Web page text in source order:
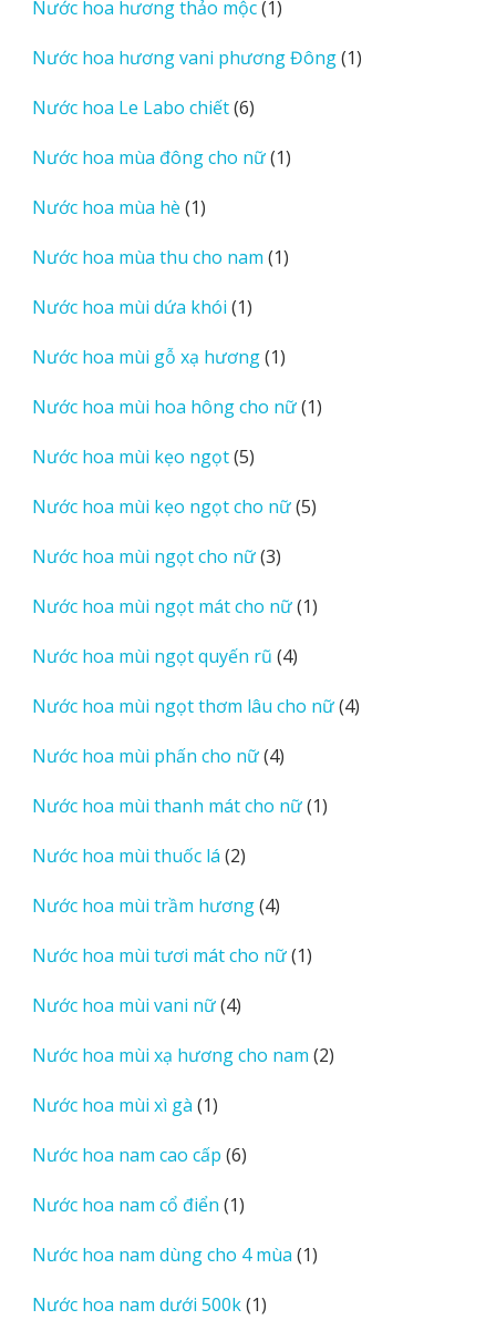
Nước hoa hương thảo mộc 11
phẩm
Nước hoa hương vani phương Đông 11
Nước hoa Le Labo chiết 66
phẩm
Nước hoa mùa đông cho nữ 11
Nước hoa mùa hè 11
phẩm
Nước hoa mùa thu cho nam 11
Nước hoa mùi dứa khói 11
phẩm
Nước hoa mùi gỗ xạ hương 11
phẩm
Nước hoa mùi hoa hông cho nữ 11
Nước hoa mùi kẹo ngọt 55
phẩm
Nước hoa mùi kẹo ngọt cho nữ 55
Nước hoa mùi ngọt cho nữ 33
phẩm
Nước hoa mùi ngọt mát cho nữ 11
Nước hoa mùi ngọt quyến rũ 44
phẩm
Nước hoa mùi ngọt thơm lâu cho nữ 44
Nước hoa mùi phấn cho nữ 44
phẩm
Nước hoa mùi thanh mát cho nữ 11
Nước hoa mùi thuốc lá 22
phẩm
Nước hoa mùi trầm hương 44
phẩm
Nước hoa mùi tươi mát cho nữ 11
Nước hoa mùi vani nữ 44
phẩm
Nước hoa mùi xạ hương cho nam 22
Nước hoa mùi xì gà 11
phẩm
Nước hoa nam cao cấp 66
phẩm
Nước hoa nam cổ điển 11
phẩm
Nước hoa nam dùng cho 4 mùa 11
Nước hoa nam dưới 500k 11